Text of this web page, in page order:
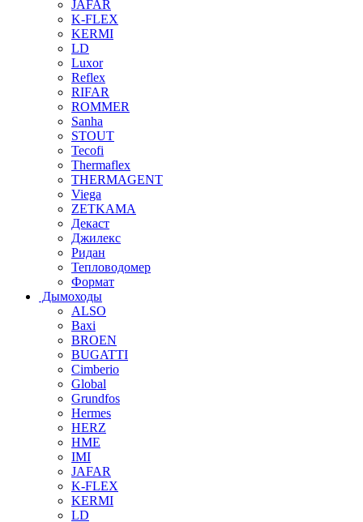
JAFAR
K-FLEX
KERMI
LD
Luxor
Reflex
RIFAR
ROMMER
Sanha
STOUT
Tecofi
Thermaflex
THERMAGENT
Viega
ZETKAMA
Декаст
Джилекс
Ридан
Тепловодомер
Формат
Дымоходы
ALSO
Baxi
BROEN
BUGATTI
Cimberio
Global
Grundfos
Hermes
HERZ
HME
IMI
JAFAR
K-FLEX
KERMI
LD